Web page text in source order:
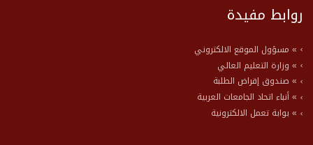
روابط مفيدة
» مسؤول الموقع الالكتروني
» وزارة التعليم العالي
» صندوق إقراض الطلبة
» أنباء اتحاد الجامعات العربية
» بوابة تعمل الالكترونية